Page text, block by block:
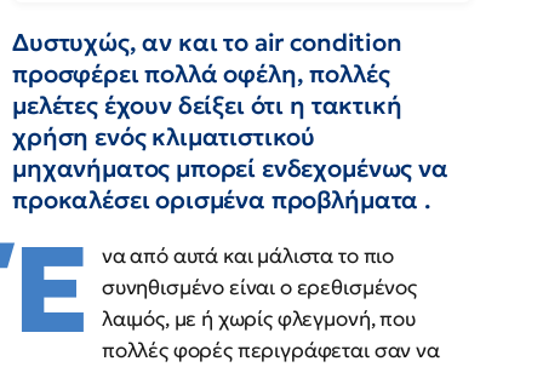
Δυστυχώς, αν και το air condition
προσφέρει πολλά οφέλη, πολλές
μελέτες έχουν δείξει ότι η τακτική
χρήση ενός κλιματιστικού
μηχανήματος μπορεί ενδεχομένως να
προκαλέσει ορισμένα προβλήματα .
Έ
να από αυτά και μάλιστα το πιο
συνηθισμένο είναι ο ερεθισμένος
λαιμός, με ή χωρίς φλεγμονή, που
πολλές φορές περιγράφεται σαν να